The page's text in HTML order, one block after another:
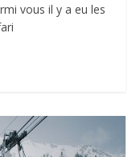
vous il y a eu les